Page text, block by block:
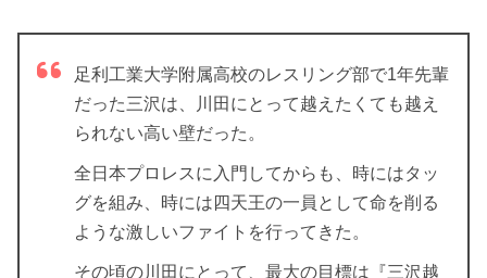
足利工業大学附属高校のレスリング部で1年先輩
だった三沢は、川田にとって越えたくても越え
られない高い壁だった。
全日本プロレスに入門してからも、時にはタッ
グを組み、時には四天王の一員として命を削る
ような激しいファイトを行ってきた。
その頃の川田にとって、最大の目標は『三沢越